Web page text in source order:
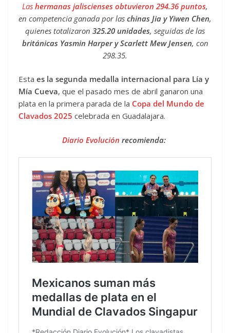
Las hermanas jaliscienses obtuvieron 294.36 puntos,
en competencia ganada por las chinas Jia y Yiwen Chen,
quienes totalizaron 325.20 unidades, seguidas de las
británicas Yasmin Harper y Scarlett Mew Jensen, con
298.35.
Esta es la segunda medalla internacional para Lía y
Mía Cueva, que el pasado mes de abril ganaron una
plata en la primera parada de la Copa del Mundo de
Clavados 2025 celebrada en Guadalajara.
Diario Evolución recomienda: